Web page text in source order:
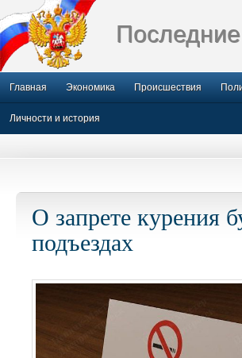
Главная Экономика Происшествия
Личности и история
О запрете курения
подъездах